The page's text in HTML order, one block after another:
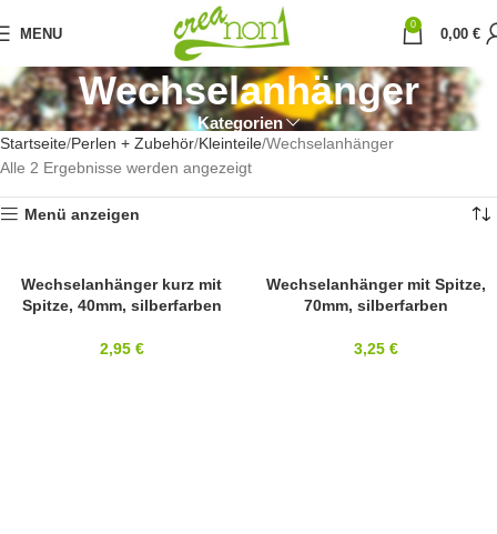
MENU
0
0,00 €
Wechselanhänger
Kategorien
Startseite Perlen + Zubehör Kleinteile Wechselanhänger
Alle 2 Ergebnisse werden angezeigt
Menü anzeigen
40MM
Wechselanhänger kurz mit
Spitze, 40mm, silberfarben
2,95 €
70MM
Wechselanhänger mit Spitze,
70mm, silberfarben
3,25 €